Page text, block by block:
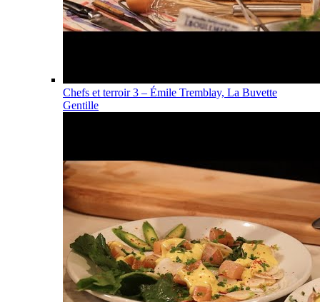
Chefs et terroir 3 – Émile Tremblay, La Buvette
Gentille